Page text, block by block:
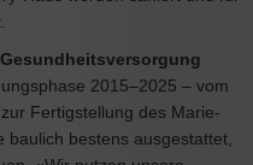
2015–2025 – vom
Fertigstellung des Marie-
bestens ausgestattet,